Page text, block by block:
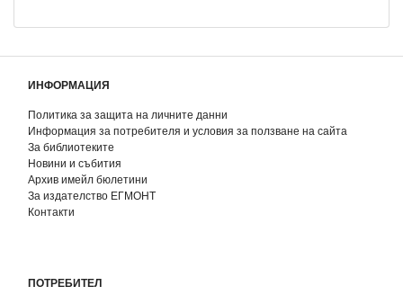
ИНФОРМАЦИЯ
Политика за защита на личните данни
Информация за потребителя и условия за ползване на сайта
За библиотеките
Новини и събития
Архив имейл бюлетини
За издателство ЕГМОНТ
Контакти
ПОТРЕБИТЕЛ